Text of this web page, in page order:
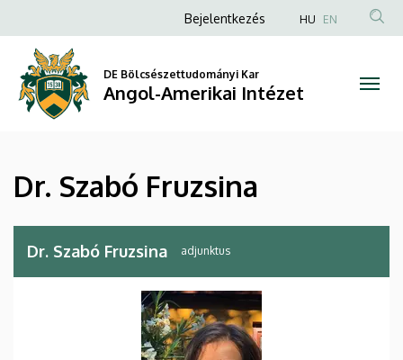
Szabó
Fruzsina
Amerikai
Intézet
a
tartalomra
Anonim
fiók
menüje
Bejelentkezés HU EN
DE Bölcsészettudományi Kar
Angol-Amerikai Intézet
Dr. Szabó Fruzsina
Dr. Szabó Fruzsina adjunktus